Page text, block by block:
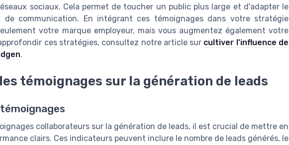
sociaux. Cela permet de toucher un public plus large et d'adapter le
de communication. En intégrant ces témoignages dans votre stratégie
votre marque employeur, mais vous augmentez également votre
ces stratégies, consultez notre article sur cultiver l'influence de
.
témoignages sur la génération de leads
collaborateurs sur la génération de leads, il est crucial de mettre en
clairs. Ces indicateurs peuvent inclure le nombre de leads générés, le